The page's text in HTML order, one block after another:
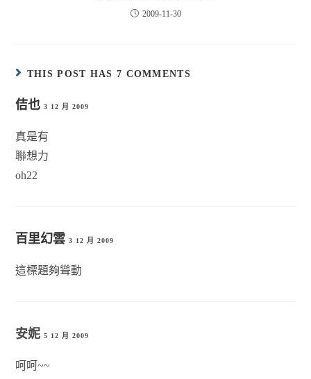
2009-11-30
THIS POST HAS 7 COMMENTS
佶也 3 12 月 2009
真是有
聯想力
oh22
百里幻雲 3 12 月 2009
這標題夠聳動
安妮5 12 月 2009
呵呵~~